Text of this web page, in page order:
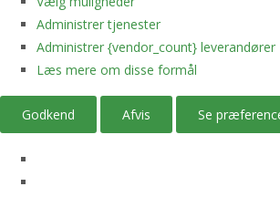
Administrer tjenester
Administrer {vendor_count} leverandører
Læs mere om disse formål
Godkend Afvis Se